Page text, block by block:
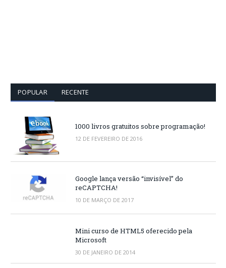
POPULAR RECENTE
1000 livros gratuitos sobre programação!
12 DE FEVEREIRO DE 2016
Google lança versão “invisível” do
reCAPTCHA!
10 DE MARÇO DE 2017
Mini curso de HTML5 oferecido pela
Microsoft
30 DE JANEIRO DE 2014